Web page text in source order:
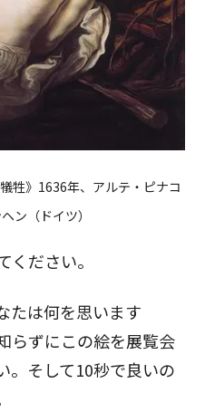
牲》1636年、アルテ・ピナコ
ン（ドイツ）
ださい。
たは何を思います
ずにこの絵を展覧会
。そして10秒で良いの